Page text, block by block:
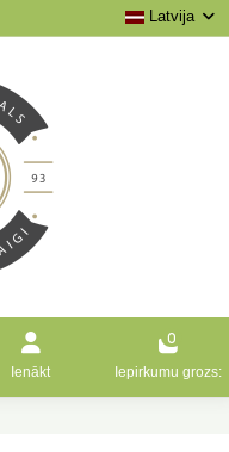
Latvija
Ienākt
0
Iepirkumu grozs: